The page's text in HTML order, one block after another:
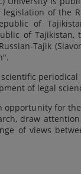
of the
of
of Tajikistan,
Tajik
of legal
opportunity for
draw
of views